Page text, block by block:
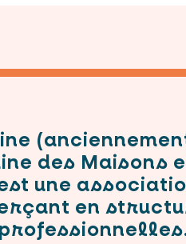
des Maisons
une
en